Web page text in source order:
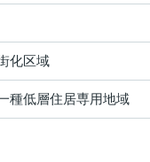
化区域
種低層住居専用地域